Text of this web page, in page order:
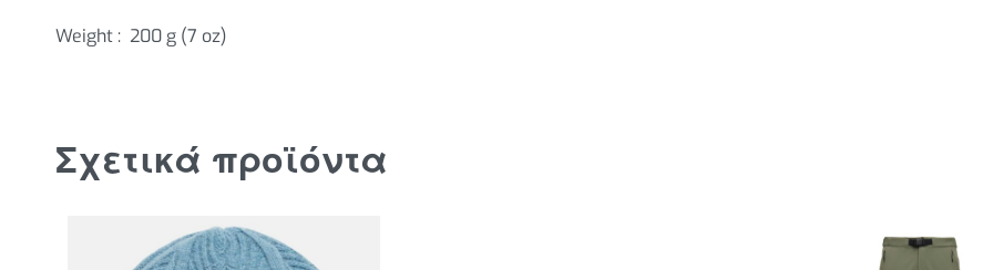
Weight : 200 g (7 oz)
Σχετικά προϊόντα